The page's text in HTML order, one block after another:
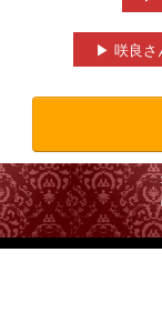
▶ 咲良さ